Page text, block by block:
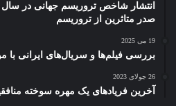
صدر متاثرین از تروریسم
19 می 2025
بررسی فیلم‌ها و سریال‌های ایرانی
26 جولای 2023
آخرین فریادهای یک مهره سوخته